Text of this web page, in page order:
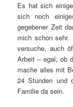
Es hat sich
sich noch
gegebener Zeit
mich schon
versuche, auch
Arbeit – egal, ob
mache alles mit
24 Stunden und
Familie da sein.